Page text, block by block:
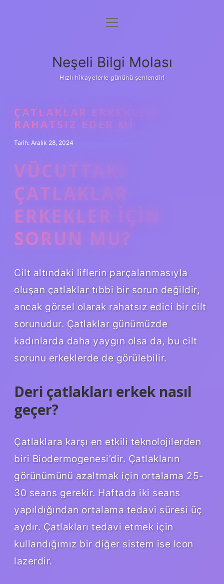
Anasayfa
Yasal Uyarı
menüyü
Neşeli Bilgi Molası
Hızlı hikayelerle gününü şenlendir!
ÇATLAKLAR ERKEKLERI
RAHATSIZ EDER MI
Tarih: Aralık 28, 2024
VÜCUTTAKI
ÇATLAKLAR
ERKEKLER IÇIN
SORUN MU?
Cilt altındaki liflerin parçalanmasıyla
oluşan çatlaklar tıbbi bir sorun değildir,
ancak görsel olarak rahatsız edici bir cilt
sorunudur. Çatlaklar günümüzde
kadınlarda daha yaygın olsa da, bu cilt
sorunu erkeklerde de görülebilir.
Deri çatlakları erkek nasıl
geçer?
Çatlaklara karşı en etkili teknolojilerden
biri Biodermogenesi’dir. Çatlakların
görünümünü azaltmak için ortalama 25-
30 seans gerekir. Haftada iki seans
yapıldığından ortalama tedavi süresi üç
aydır. Çatlakları tedavi etmek için
kullandığımız bir diğer sistem ise Icon
lazerdir.